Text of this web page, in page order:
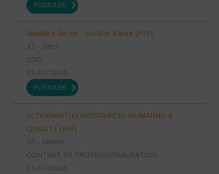
POSTULER
Auxiliaire de vie - secteur Eauze (H/F)
32 - Gers
CDD
01/07/2026
POSTULER
ALTERNANT(E) RESSOURCES HUMAINES &
QUALITÉ (H/F)
55 - Meuse
CONTRAT DE PROFESSIONALISATION
01/07/2026